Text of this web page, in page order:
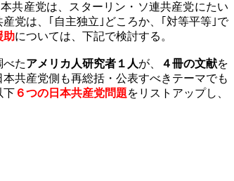
共産党は、スターリン・ソ連共産党にたい
党は、｢自主独立｣どころか、｢対等平等｣で
助については、下記で検討する。
べたアメリカ人研究者１人が、 ４冊の文献を
共産党側も再総括・公表すべきテーマでも
下 ６つの日本共産党問題をリストアップし、